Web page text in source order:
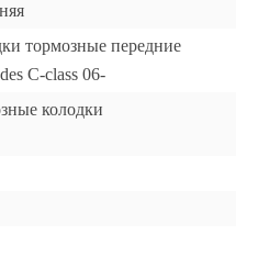
тормозные передние
C-class 06-
колодки